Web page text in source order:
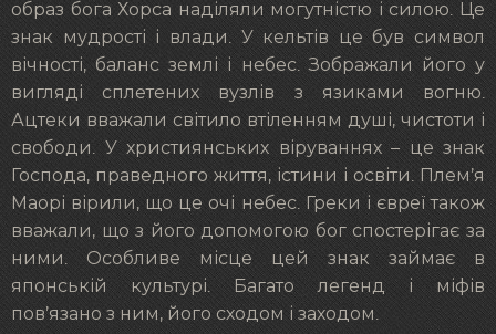
образ бога Хорса наділяли могутністю і силою. Це
знак мудрості і влади. У кельтів це був символ
вічності, баланс землі і небес. Зображали його у
вигляді сплетених вузлів з язиками вогню.
Ацтеки вважали світило втіленням душі, чистоти і
свободи. У християнських віруваннях – це знак
Господа, праведного життя, істини і освіти. Плем’я
Маорі вірили, що це очі небес. Греки і євреї також
вважали, що з його допомогою бог спостерігає за
ними. Особливе місце цей знак займає в
японській культурі. Багато легенд і міфів
пов’язано з ним, його сходом і заходом.